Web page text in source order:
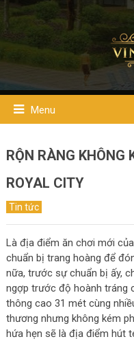
Menu
RỘN RÀNG KHÔNG
ROYAL CITY
Tin tức
Là địa điểm ăn chơi mới
chuẩn bị trang hoàng để
nữa, trước sự chuẩn bị ấy,
ngợp trước độ hoành tráng
thông cao 31 mét cùng
thương nhưng không kém
hứa hẹn sẽ là địa điểm hút